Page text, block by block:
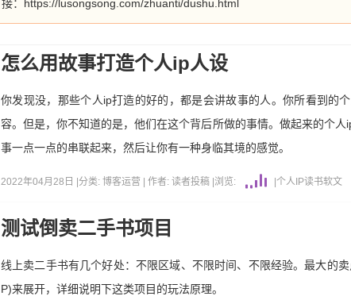
接：https://lusongsong.com/zhuanti/dushu.html
怎么用故事打造个人ip人设
你发现没，那些个人ip打造的好的，都是会讲故事的人。你所看到的
容。但是，你不知道的是，他们在这个背后所做的事情。做起来的个
事一点一点的串联起来，然后让你有一种身临其境的感觉。
2022年04月28日 | 分类: 博客运营 | 作者: 读者投稿 浏览: 个人IP读书软文
测试倒卖二手书项目
线上卖二手书有几个好处：不限区域、不限时间、不限经验。最大的
P)来展开，详细说明下这类项目的玩法原理。